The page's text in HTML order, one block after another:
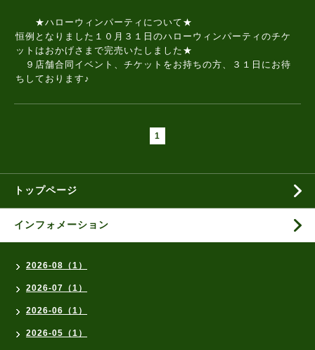
★ハローウィンパーティについて★
恒例となりました１０月３１日のハローウィンパーティのチケ
ットはおかげさまで完売いたしました★
９店舗合同イベント、チケットをお持ちの方、３１日にお待
ちしております♪
1
トップページ
インフォメーション
2026-08（1）
2026-07（1）
2026-06（1）
2026-05（1）